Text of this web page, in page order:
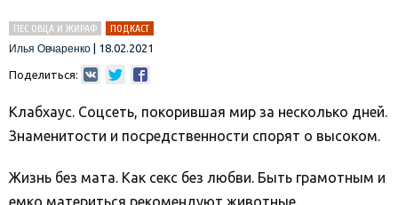
ПЕС ОВЦА И ЖИРАФ
ПОДКАСТ
Илья Овчаренко
18.02.2021
Поделиться:
Клабхаус. Соцсеть, покорившая мир за несколько дней.
Знаменитости и посредственности спорят о высоком.
Жизнь без мата. Как секс без любви. Быть грамотным и
емко материться рекомендуют животные.